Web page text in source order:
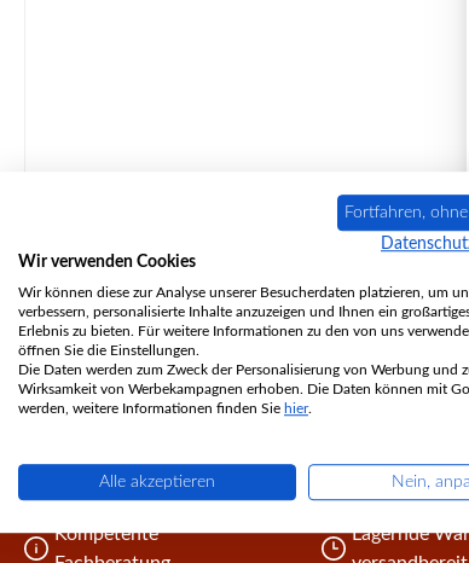
Kompetente
Lagernde
Fortfahren,
Wir verwenden Cookies
Wir können diese zur Analyse unserer Besucherdaten platzieren, um
verbessern, personalisierte Inhalte anzuzeigen und Ihnen ein
Erlebnis zu bieten. Für weitere Informationen zu den von uns
öffnen Sie die Einstellungen.
Die Daten werden zum Zweck der Personalisierung von Werbung und
Wirksamkeit von Werbekampagnen erhoben. Die Daten können mit
werden, weitere Informationen finden Sie hier.
Alle akzeptieren Nein,